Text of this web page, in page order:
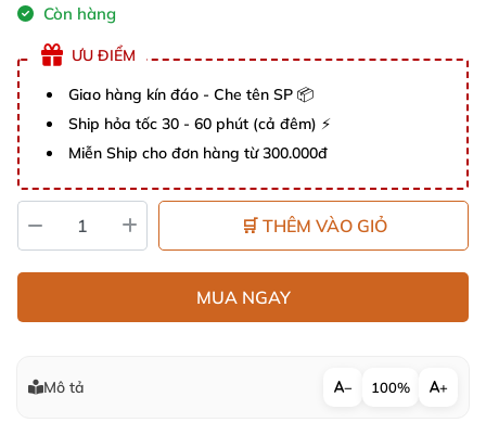
Còn hàng
ƯU ĐIỂM
Giao hàng kín đáo - Che tên SP 📦
Ship hỏa tốc 30 - 60 phút (cả đêm) ⚡
Miễn Ship cho đơn hàng từ 300.000đ
🛒 THÊM VÀO GIỎ
MUA NGAY
Mô tả − 100% +